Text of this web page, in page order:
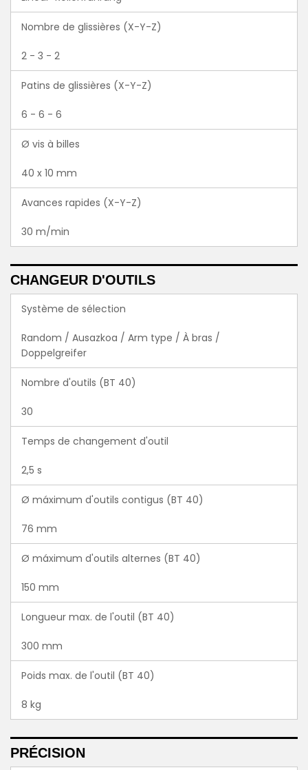
Nombre de glissières (X-Y-Z)
2 - 3 - 2
Patins de glissières (X-Y-Z)
6 - 6 - 6
Ø vis à billes
40 x 10 mm
Avances rapides (X-Y-Z)
30 m/min
CHANGEUR D'OUTILS
Système de sélection
Random / Ausazkoa / Arm type / À bras /
Doppelgreifer
Nombre d'outils (BT 40)
30
Temps de changement d'outil
2,5 s
Ø máximum d'outils contigus (BT 40)
76 mm
Ø máximum d'outils alternes (BT 40)
150 mm
Longueur max. de l'outil (BT 40)
300 mm
Poids max. de l'outil (BT 40)
8 kg
PRÉCISION